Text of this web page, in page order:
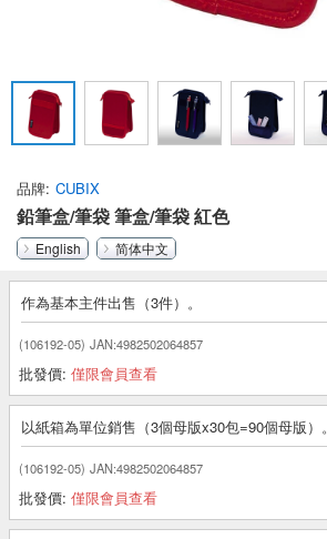
品牌 CUBIX
鉛筆盒/筆袋 筆盒/筆袋 紅色
English 简体中文
作為基本主件出售（3件）。
(106192-05) JAN:4982502064857
批發價: 僅限會員查看
以紙箱為單位銷售（3個母版x30包=90個母版）。
(106192-05) JAN:4982502064857
批發價: 僅限會員查看